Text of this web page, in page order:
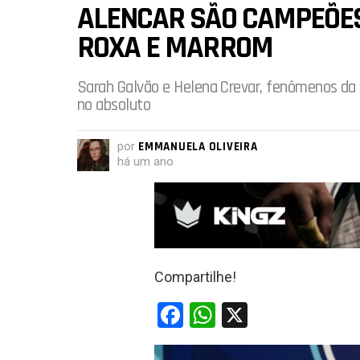
ALENCAR SÃO
ROXA E MARROM
Sarah Galvão e Helena Crevar, fenômenos
no absoluto
por EMMANUELA OLIVEIRA
há um ano
Compartilhe!
F
a
W
h